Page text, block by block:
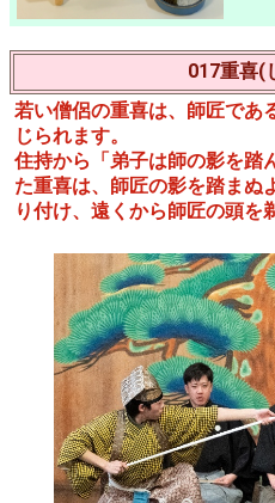
017重喜(
若い僧侶の重喜は、師匠であ
じられます。
住持から「弟子は師の影を踏
た重喜は、師匠の影を踏まぬ
り付け、遠くから師匠の頭を